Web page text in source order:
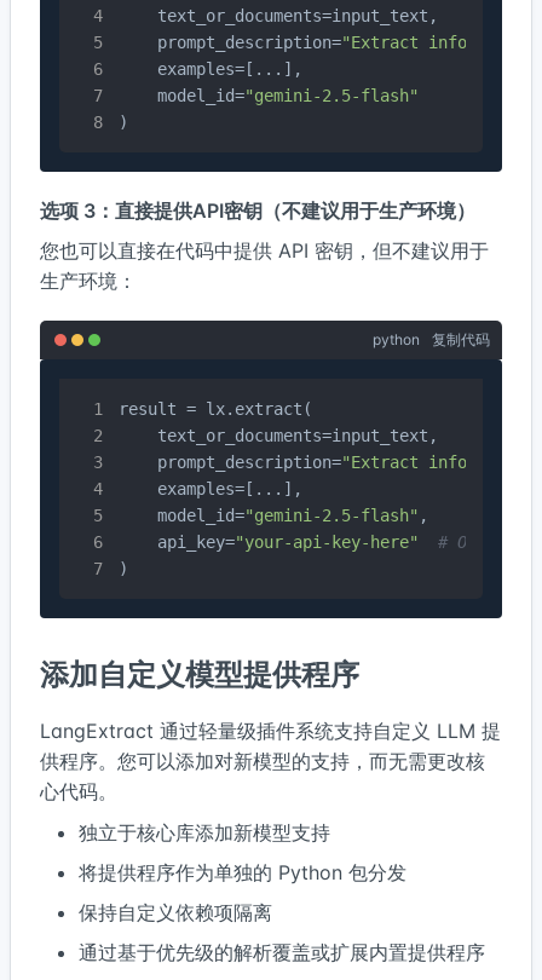
    text_or_documents=input_text,
    prompt_description=
"Extract
    examples=[...],
    model_id=
"gemini-2.5-flash"
)
选项 3：直接提供API密钥（不建议用于生产环境）
您也可以直接在代码中提供 API 密钥，但不建议用于
生产环境：
python 复制代码
result = lx.extract(
    text_or_documents=input_text,
    prompt_description=
"Extract
    examples=[...],
    model_id=
"gemini-2.5-flash" ,
    api_key=
"your-api-key-here"
# Only
)
添加自定义模型提供程序
LangExtract 通过轻量级插件系统支持自定义 LLM 提
供程序。您可以添加对新模型的支持，而无需更改核
心代码。
独立于核心库添加新模型支持
将提供程序作为单独的 Python 包分发
保持自定义依赖项隔离
通过基于优先级的解析覆盖或扩展内置提供程序